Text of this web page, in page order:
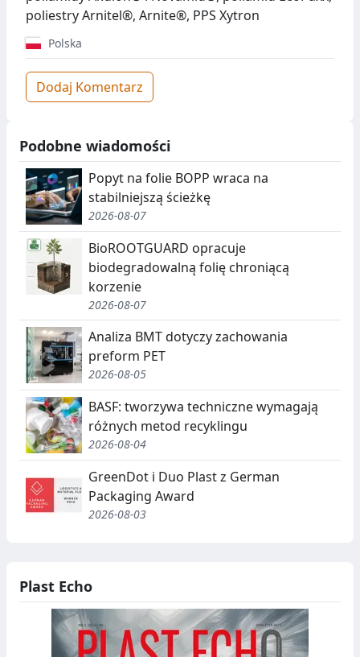
poliestry Arnitel®, Arnite®, PPS Xytron
Polska
Dodaj Komentarz
Podobne wiadomości
Popyt na folie BOPP wraca na
stabilniejszą ścieżkę
2026-08-07
BioROOTGUARD opracuje
biodegradowalną folię chroniącą
korzenie
2026-08-07
Analiza BMT dotyczy zachowania
preform PET
2026-08-05
BASF: tworzywa techniczne wymagają
różnych metod recyklingu
2026-08-04
GreenDot i Duo Plast z German
Packaging Award
2026-08-03
Plast Echo